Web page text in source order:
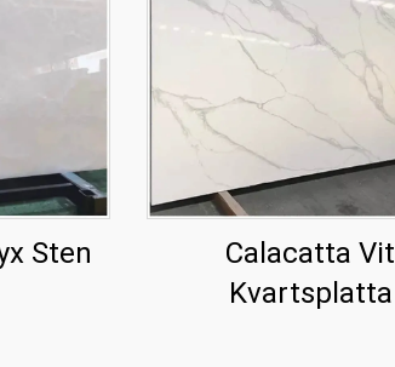
Sten
Calacatta Vit
Kvartsplatta